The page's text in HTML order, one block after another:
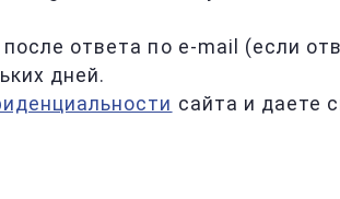
ответа по e-mail (если
дней.
сайта и даете